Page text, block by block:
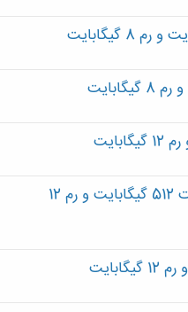
گوشی موبایل شیائومی مدل Redmi Note 13 Pro Plus 5G دو سیم کارت ظرفیت 512 گیگابایت و رم 12